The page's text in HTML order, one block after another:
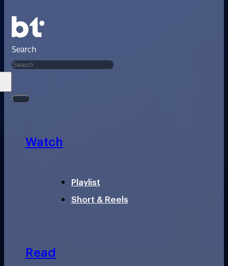
Search
Watch
Playlist
Short & Reels
Read